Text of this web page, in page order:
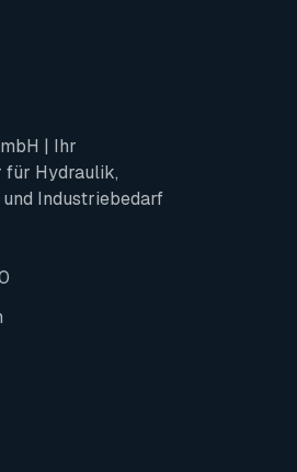
| Ihr
für Hydraulik,
Industriebedarf